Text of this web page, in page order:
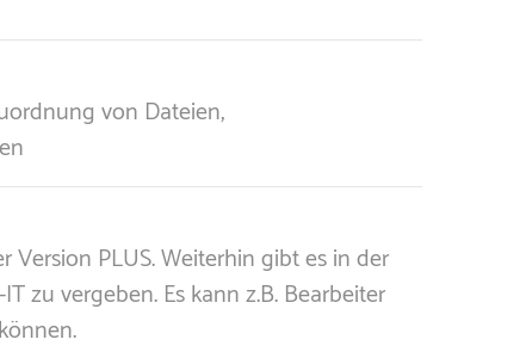
von Dateien,
PLUS. Weiterhin gibt es in der
zu vergeben. Es kann z.B. Bearbeiter